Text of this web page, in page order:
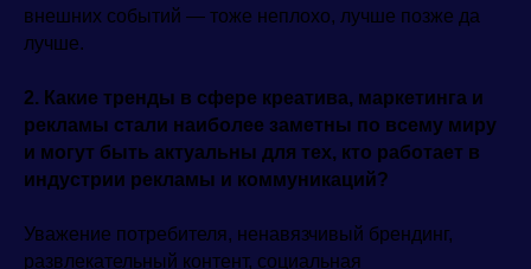
внешних событий — тоже неплохо, лучше позже да
лучше.
2. Какие тренды в сфере креатива, маркетинга и
рекламы стали наиболее заметны по всему миру
и могут быть актуальны для тех, кто работает в
индустрии рекламы и коммуникаций?
Уважение потребителя, ненавязчивый брендинг,
развлекательный контент, социальная